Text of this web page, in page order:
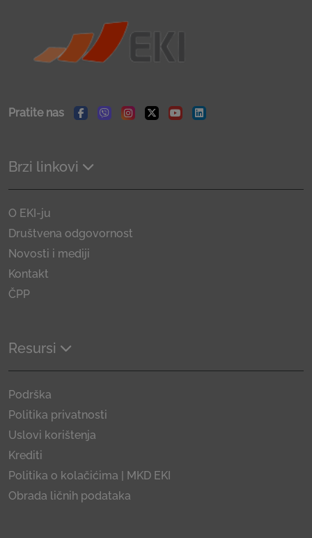
Pratite nas
Facebook
ViberInstagram
TwitterYoutubeLinkedin
Brzi linkovi
O EKI-ju
Društvena odgovornost
Novosti i mediji
Kontakt
ČPP
Resursi
Podrška
Politika privatnosti
Uslovi korištenja
Krediti
Politika o kolačićima | MKD EKI
Obrada ličnih podataka